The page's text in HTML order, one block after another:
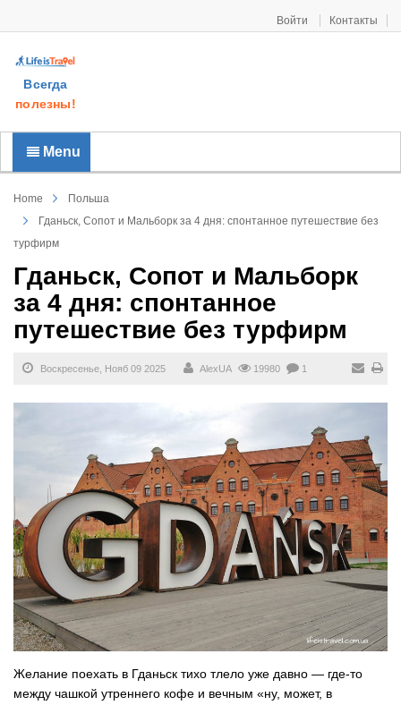
Войти Контакты
Всегда
полезны!
Menu
Home
Польша
Гданьск, Сопот и Мальборк за 4 дня: спонтанное путешествие без
турфирм
Гданьск, Сопот и Мальборк
за 4 дня: спонтанное
путешествие без турфирм
Воскресенье, Нояб 09 2025 AlexUA 19980 1
Желание поехать в Гданьск тихо тлело уже давно — где-то
между чашкой утреннего кофе и вечным «ну, может, в